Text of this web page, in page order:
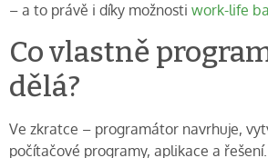
– a to právě i díky možnosti work-life
Co vlastně
dělá?
Ve zkratce – programátor navrhuje,
počítačové programy, aplikace a